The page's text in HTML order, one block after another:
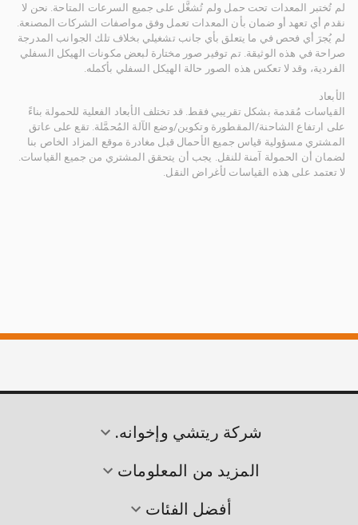
لم تُختبر المعدات تحت حمل ولم تُشغَّل على جميع السرعات المتاحة. نحن لا
نقدم أي تعهد أو ضمان بأن المعدات تعمل وفق مواصفات الشركات المصنعة.
لم يُجرَ أي فحص في ما يتعلق بأي جانب تشغيلي بخلاف تلك الجوانب المدرجة
صراحة في هذه الوثيقة. تم توفير صور مختارة لبعض مكونات الهيكل السفلي
الفردية، وقد لا تعكس هذه الصور حالة الهيكل السفلي بأكمله.
الأبعاد
القياسات مُقدمة بشكل تقريبي فقط. قد تختلف الأبعاد الفعلية للحمولة بناءً
على ارتفاع الشاحنة/المقطورة وتكوين/وضع الآلة المُحمَّلة. تقع على عاتق
المشتري مسؤولية قياس جميع الأحمال قبل مغادرة موقع المزاد الخاص بنا
لضمان أن الحمولة آمنة للنقل. يجب أن يتحقق المشتري من جميع القياسات.
لا تعتمد على هذه القياسات لأغراض النقل.
شركة ريتشي وإخوانه.
المزيد من المعلومات
أفضل الفئات